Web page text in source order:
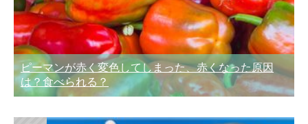
ピーマンが赤く変色してしまった、赤くなった原因
は？食べられる？